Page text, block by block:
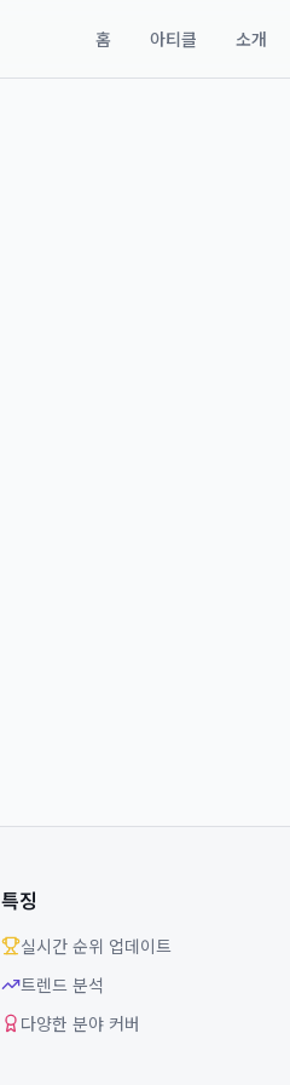
홈 아티클 소개
특징
실시간 순위 업데이트
트렌드 분석
다양한 분야 커버